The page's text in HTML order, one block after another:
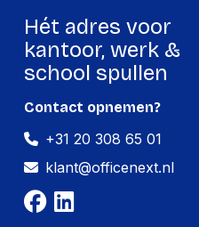
Hét adres voor
kantoor, werk &
school spullen
Contact opnemen?
+31 20 308 65 01
klant@officenext.nl